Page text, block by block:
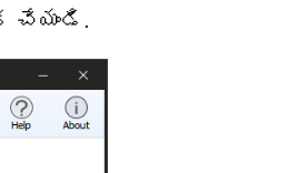
చేయండి.